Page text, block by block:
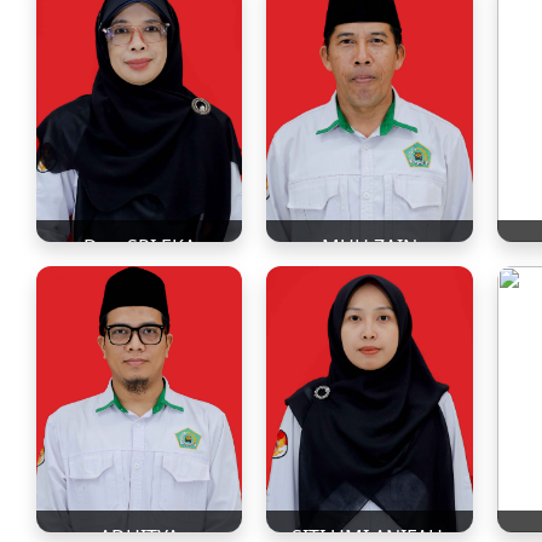
Dra. SRI EKA
WIDIASTUTI
MUH ZAIN
WIDODO, S.Pd.I